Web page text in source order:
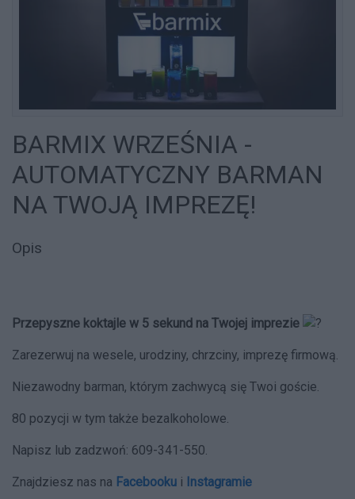
BARMIX WRZEŚNIA -
AUTOMATYCZNY BARMAN
NA TWOJĄ IMPREZĘ!
Opis
Przepyszne koktajle w 5 sekund na Twojej imprezie
Zarezerwuj na wesele, urodziny, chrzciny, imprezę firmową.
Niezawodny barman, którym zachwycą się Twoi goście.
80 pozycji w tym także bezalkoholowe.
Napisz lub zadzwoń: 609-341-550.
Znajdziesz nas na Facebooku i Instagramie